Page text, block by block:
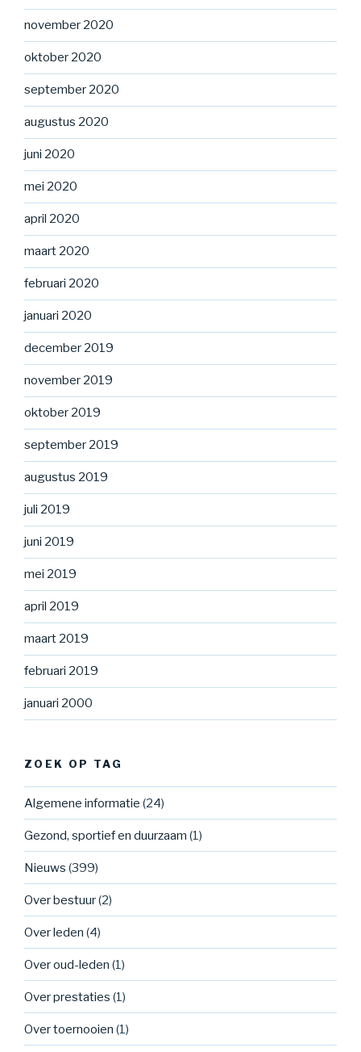
november 2020
oktober 2020
september 2020
augustus 2020
juni 2020
mei 2020
april 2020
maart 2020
februari 2020
januari 2020
december 2019
november 2019
oktober 2019
september 2019
augustus 2019
juli 2019
juni 2019
mei 2019
april 2019
maart 2019
februari 2019
januari 2000
ZOEK OP TAG
Algemene informatie (24)
Gezond, sportief en duurzaam (1)
Nieuws (399)
Over bestuur(2)
Over leden (4)
Over oud-leden (1)
Over prestaties (1)
Over toernooien (1)